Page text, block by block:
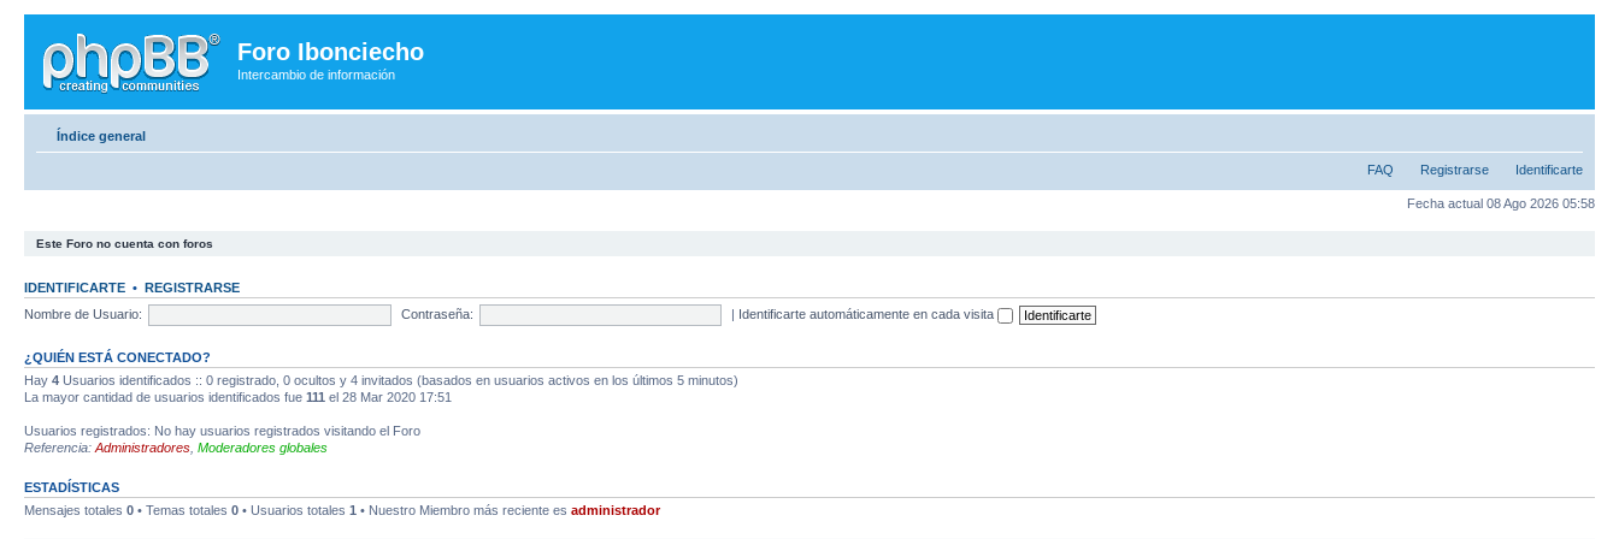
Foro Ibonciecho
Intercambio de información
Índice general
FAQ Registrarse Identificarte
Fecha actual 08 Ago 2026 05:58
Este Foro no cuenta con foros
IDENTIFICARTE • REGISTRARSE
Nombre de Usuario:
Contraseña: | Identificarte automáticamente en cada visita
¿QUIÉN ESTÁ CONECTADO?
Hay 4 Usuarios identificados :: 0 registrado, 0 ocultos y 4 invitados (basados en usuarios activos en los últimos 5 minutos)
La mayor cantidad de usuarios identificados fue 111 el 28 Mar 2020 17:51
Usuarios registrados: No hay usuarios registrados visitando el Foro
Referencia: Administradores Moderadores globales
ESTADÍSTICAS
Mensajes totales 0 • Temas totales 0 • Usuarios totales 1 • Nuestro Miembro más reciente es administrador